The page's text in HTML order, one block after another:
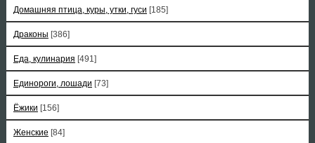
Домашняя птица, куры, утки, гуси [185]
Драконы [386]
Еда, кулинария [491]
Единороги, лошади [73]
Ёжики [156]
Женские [84]